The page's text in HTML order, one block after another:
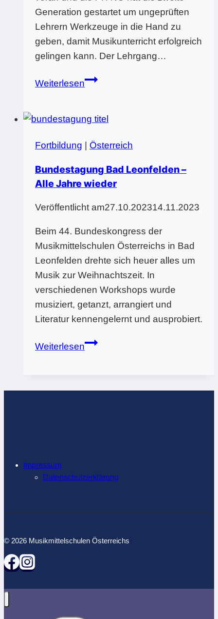
Generation gestartet um ungeprüften
Lehrern Werkzeuge in die Hand zu
geben, damit Musikunterricht erfolgreich
gelingen kann. Der Lehrgang…
WeiterlesenHLG
in
Generation
Fortbildung Österreich
Bundestagung Bad Leonfelden –
Alle Jahre wieder
Veröffentlicht am27.10.202314.11.2023
Beim 44. Bundeskongress der
Musikmittelschulen Österreichs in Bad
Leonfelden drehte sich heuer alles um
Musik zur Weihnachtszeit. In
verschiedenen Workshops wurde
musiziert, getanzt, arrangiert und
Literatur kennengelernt und ausprobiert.
WeiterlesenBundestagung
Impressum
Datenschutzerklärung
© 2026 Musikmittelschulen Österreichs